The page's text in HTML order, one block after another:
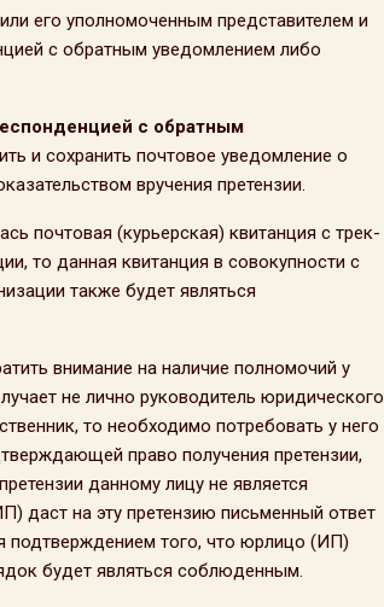
его уполномоченным представителем и
с обратным уведомлением либо
с обратным
и сохранить почтовое уведомление о
вручения претензии.
почтовая (курьерская) квитанция с трек-
то данная квитанция в совокупности с
также будет являться
внимание на наличие полномочий у
не лично руководитель юридического
то необходимо потребовать у него
право получения претензии,
данному лицу не является
даст на эту претензию письменный ответ
подтверждением того, что юрлицо (ИП)
будет являться соблюденным.